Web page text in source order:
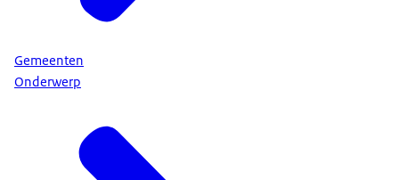
Gemeenten
Onderwerp